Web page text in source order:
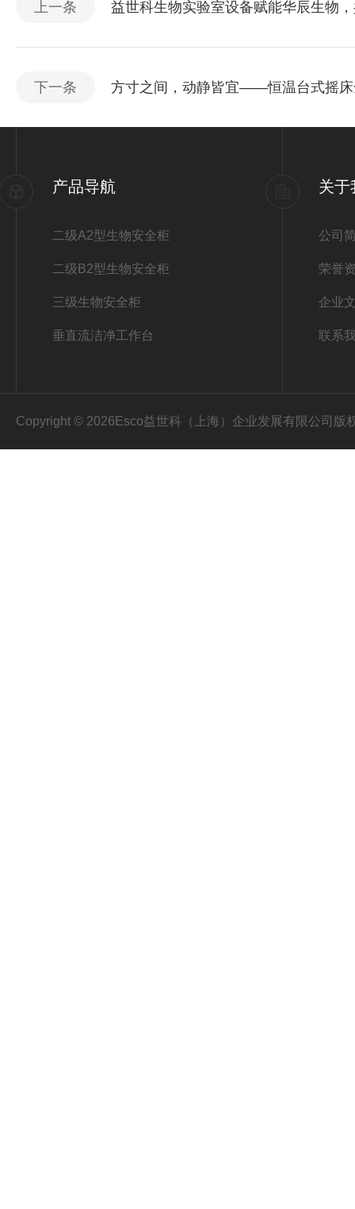
上一条 益世科生物实验室设备赋能华辰生物
下一条 方寸之间，动静皆宜——恒温台式摇床
产品导航
二级A2型生物安全柜
二级B2型生物安全柜
三级生物安全柜
垂直流洁净工作台
关于
公司
荣誉
企业
联系
Copyright © 2026Esco益世科（上海）企业发展有限公司